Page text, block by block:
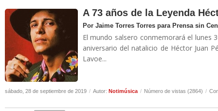
A 73 años de la Leyenda
Por Jaime Torres Torres para Prensa sin
El mundo salsero conmemorará el lunes
aniversario del natalicio de Héctor Juan
Lavoe...
sábado, 28 de septiembre de 2019 / Autor: Notimúsica / Número de vistas (2864) /